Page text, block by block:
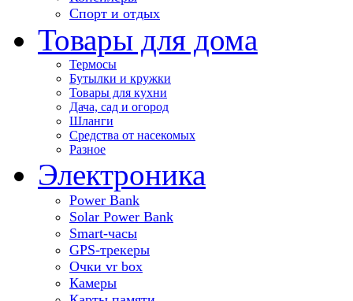
Спорт и отдых
Товары для дома
Термосы
Бутылки и кружки
Товары для кухни
Дача, сад и огород
Шланги
Средства от насекомых
Разное
Электроника
Power Bank
Solar Power Bank
Smart-часы
GPS-трекеры
Очки vr box
Камеры